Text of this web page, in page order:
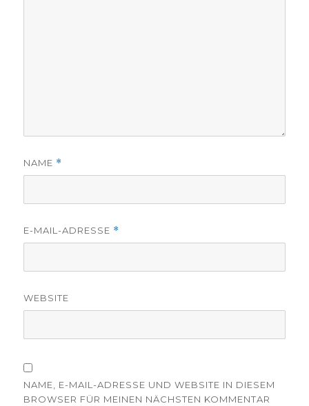
NAME *
E-MAIL-ADRESSE *
WEBSITE
NAME, E-MAIL-ADRESSE UND WEBSITE IN DIESEM
BROWSER FÜR MEINEN NÄCHSTEN KOMMENTAR